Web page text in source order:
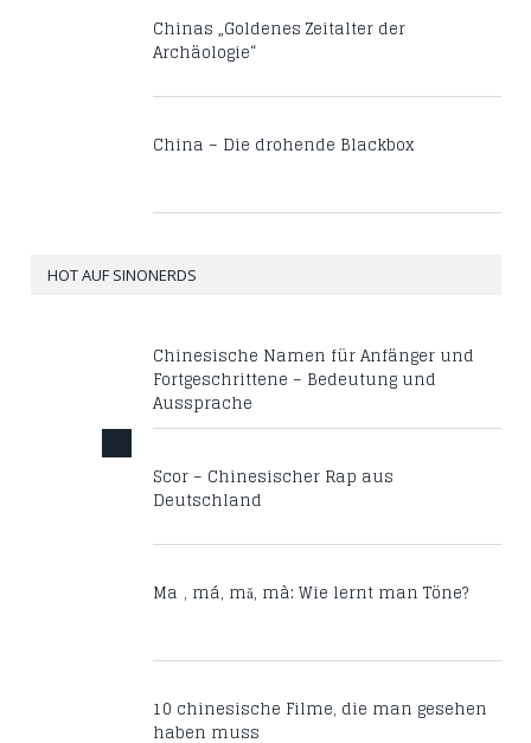
Chinas „Goldenes Zeitalter der
Archäologie“
China – Die drohende Blackbox
HOT AUF SINONERDS
Chinesische Namen für Anfänger und
Fortgeschrittene – Bedeutung und
Aussprache
Scor – Chinesischer Rap aus
Deutschland
Mā, má, mǎ, mà: Wie lernt man Töne?
10 chinesische Filme, die man gesehen
haben muss